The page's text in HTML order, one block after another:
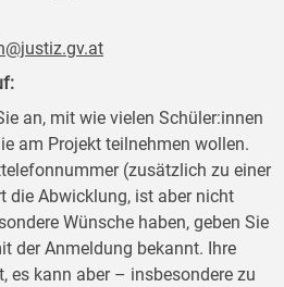
an, mit wie vielen Schüler:innen
am Projekt teilnehmen wollen.
(zusätzlich zu einer
die Abwicklung, ist aber nicht
Wünsche haben, geben Sie
der Anmeldung bekannt. Ihre
es kann aber – insbesondere zu